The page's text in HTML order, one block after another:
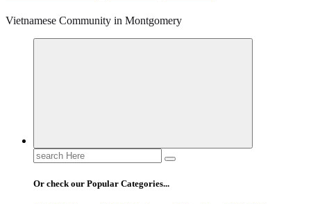
Vietnamese Community in Montgomery
Search
for:
Or check our Popular Categories...